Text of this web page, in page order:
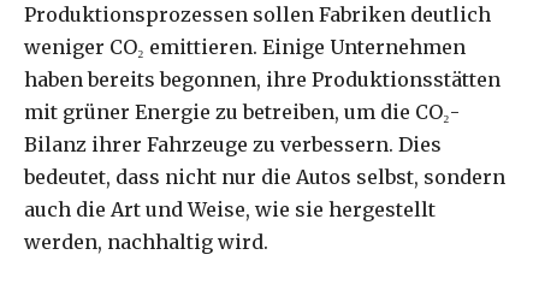
Produktionsprozessen sollen Fabriken deutlich
weniger CO₂ emittieren. Einige Unternehmen
haben bereits begonnen, ihre Produktionsstätten
mit grüner Energie zu betreiben, um die CO₂-
Bilanz ihrer Fahrzeuge zu verbessern. Dies
bedeutet, dass nicht nur die Autos selbst, sondern
auch die Art und Weise, wie sie hergestellt
werden, nachhaltig wird.